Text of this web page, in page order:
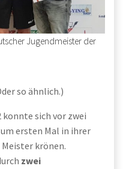
Jugendmeister der
so ähnlich.)
konnte sich vor zwei
ersten Mal in ihrer
krönen.
zwei